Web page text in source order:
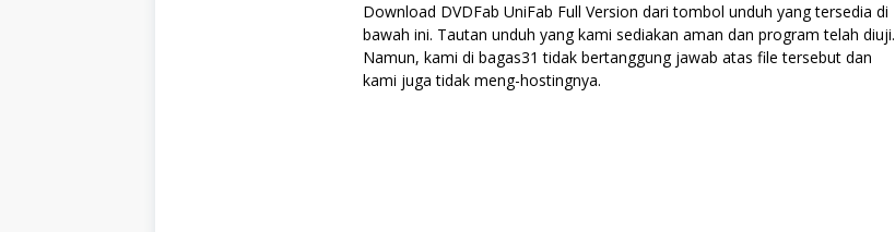
Download DVDFab UniFab Full Version dari tombol unduh yang tersedia di
bawah ini. Tautan unduh yang kami sediakan aman dan program telah diuji.
Namun, kami di bagas31 tidak bertanggung jawab atas file tersebut dan
kami juga tidak meng-hostingnya.